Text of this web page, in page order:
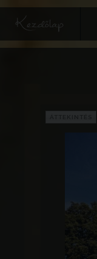
Kezdőlap